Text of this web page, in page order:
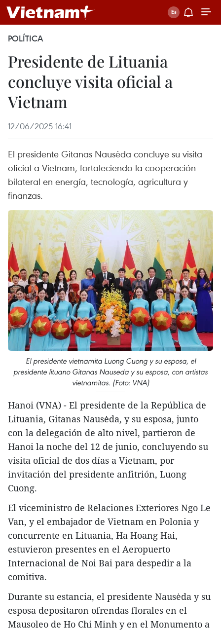
POLÍTICA
Presidente de Lituania
concluye visita oficial a
Vietnam
12/06/2025 16:41
El presidente Gitanas Nausėda concluye su visita
oficial a Vietnam, fortaleciendo la cooperación
bilateral en energía, tecnología, agricultura y
finanzas.
El presidente vietnamita Luong Cuong y su esposa, el
presidente lituano Gitanas Nauseda y su esposa, con artistas
vietnamitas. (Foto: VNA)
Hanoi (VNA) - El presidente de la República de
Lituania, Gitanas Nausėda, y su esposa, junto
con la delegación de alto nivel, partieron de
Hanoi la noche del 12 de junio, concluyendo su
visita oficial de dos días a Vietnam, por
invitación del presidente anfitrión, Luong
Cuong.
El viceministro de Relaciones Exteriores Ngo Le
Van, y el embajador de Vietnam en Polonia y
concurrente en Lituania, Ha Hoang Hai,
estuvieron presentes en el Aeropuerto
Internacional de Noi Bai para despedir a la
comitiva.
Durante su estancia, el presidente Nausėda y su
esposa depositaron ofrendas florales en el
Mausoleo de Ho Chi Minh y en el Monumento a